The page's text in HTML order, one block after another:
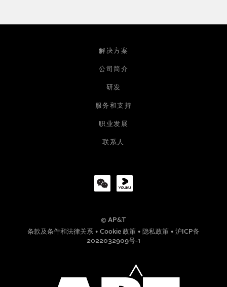
© AP&T
条款及条件和法律关系 • Cookie 政策 • 隐私政策 • 沪ICP备
2022032909号-1
解决方案
公司简介
研发
服务和支持
职业发展
联系人